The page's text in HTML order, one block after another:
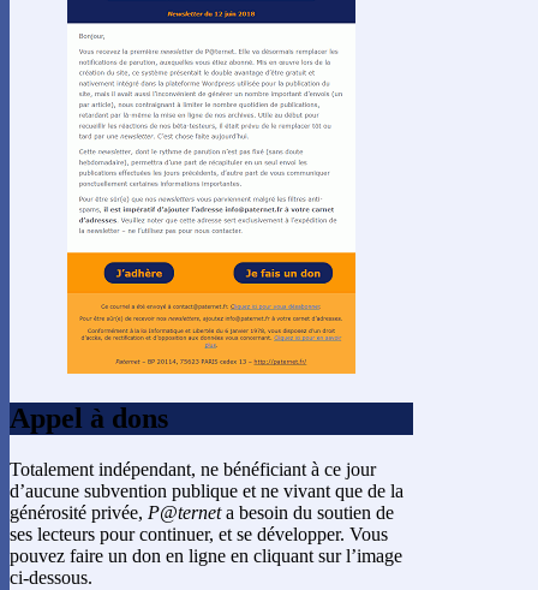
Appel à dons
Totalement indépendant, ne bénéficiant à ce jour
d’aucune subvention publique et ne vivant que de la
générosité privée, P@terneta besoin du soutien de
ses lecteurs pour continuer, et se développer. Vous
pouvez faire un don en ligne en cliquant sur l’image
ci-dessous.